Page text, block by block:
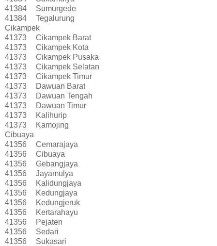
41384
Sumurgede
41384
Tegalurung
Cikampek
41373
Cikampek Barat
41373
Cikampek Kota
41373
Cikampek Pusaka
41373
Cikampek Selatan
41373
Cikampek Timur
41373
Dawuan Barat
41373
Dawuan Tengah
41373
Dawuan Timur
41373
Kalihurip
41373
Kamojing
Cibuaya
41356
Cemarajaya
41356
Cibuaya
41356
Gebangjaya
41356
Jayamulya
41356
Kalidungjaya
41356
Kedungjaya
41356
Kedungjeruk
41356
Kertarahayu
41356
Pejaten
41356
Sedari
41356
Sukasari